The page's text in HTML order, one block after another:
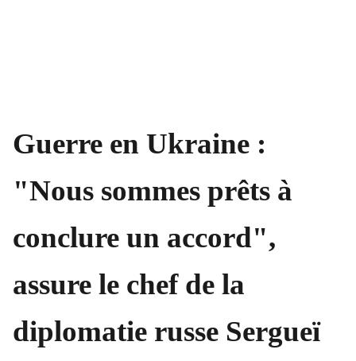
Guerre en Ukraine :
"Nous sommes prêts à
conclure un accord",
assure le chef de la
diplomatie russe Sergueï